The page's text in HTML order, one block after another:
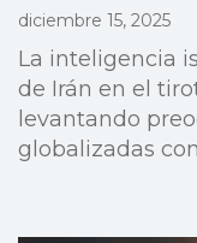
diciembre 15, 2025
La inteligencia
de Irán en el
levantando
globalizadas